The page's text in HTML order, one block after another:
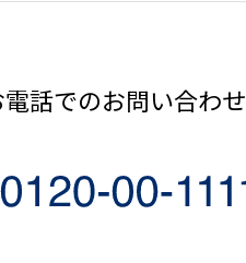
電話でのお問い合わせ